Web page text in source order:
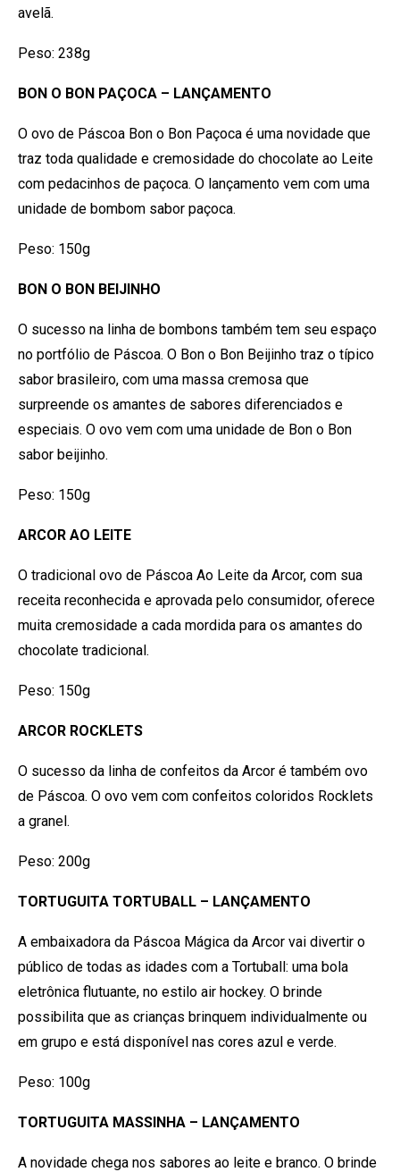
avelã.
Peso: 238g
BON O BON PAÇOCA – LANÇAMENTO
O ovo de Páscoa Bon o Bon Paçoca é uma novidade que
traz toda qualidade e cremosidade do chocolate ao Leite
com pedacinhos de paçoca. O lançamento vem com uma
unidade de bombom sabor paçoca.
Peso: 150g
BON O BON BEIJINHO
O sucesso na linha de bombons também tem seu espaço
no portfólio de Páscoa. O Bon o Bon Beijinho traz o típico
sabor brasileiro, com uma massa cremosa que
surpreende os amantes de sabores diferenciados e
especiais. O ovo vem com uma unidade de Bon o Bon
sabor beijinho.
Peso: 150g
ARCOR AO LEITE
O tradicional ovo de Páscoa Ao Leite da Arcor, com sua
receita reconhecida e aprovada pelo consumidor, oferece
muita cremosidade a cada mordida para os amantes do
chocolate tradicional.
Peso: 150g
ARCOR ROCKLETS
O sucesso da linha de confeitos da Arcor é também ovo
de Páscoa. O ovo vem com confeitos coloridos Rocklets
a granel.
Peso: 200g
TORTUGUITA TORTUBALL – LANÇAMENTO
A embaixadora da Páscoa Mágica da Arcor vai divertir o
público de todas as idades com a Tortuball: uma bola
eletrônica flutuante, no estilo air hockey. O brinde
possibilita que as crianças brinquem individualmente ou
em grupo e está disponível nas cores azul e verde.
Peso: 100g
TORTUGUITA MASSINHA – LANÇAMENTO
A novidade chega nos sabores ao leite e branco. O brinde